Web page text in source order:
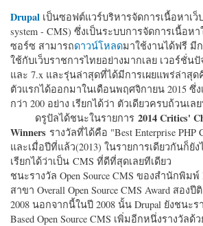
Drupal เป็นซอฟต์แวร์บริหารจัดการเนื้อหาเว็บ
system - CMS) ซึ่งเป็นระบบการจัดการเนื้อห
ซอร์ซ สามารถดาวน์โหลดมาใช้งานได้ฟรี มี
ใช้กับเว็บราชการไทยอย่างมากเลย เวอร์ชั่น
และ 7.x และรุ่นล่าสุดที่ได้มีการเผยแพร่ล่าสุด
ตัวแรกได้ออกมาในเดือนพฤศจิกายน 2015
กว่า 200 อย่าง เรียกได้ว่า ตัวเดียวครบถ้วนเล
ดรูปัลได้ชนะในรายการ 2014 Critics'
Winners รางวัลที่ได้คือ "Best Enterprise PHP
และเมื่อปีที่แล้ว(2013) ในรายการเดียวกันก็ยัง
เรียกได้ว่าเป็น CMS ที่ดีที่สุดเลยทีเดียว
ชนะรางวัล Open Source CMS ของสำนักพิมพ์
สาขา Overall Open Source CMS Award สอง
2008 นอกจากนี้ในปี 2008 นั้น Drupal ยังชนะร
Based Open Source CMS เพิ่มอีกหนึ่งรางวัลด้